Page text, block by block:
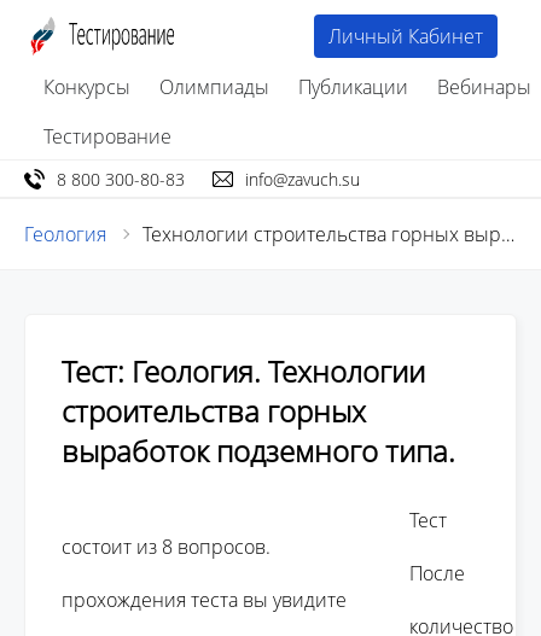
Конкурсы Олимпиады Публикации
Вебинары
Тестирование
Личный Кабинет
8 800 300-80-83 info@zavuch.su
Геология Технологии строительства горных выработок подземного типа
Тест: Геология. Технологии
строительства горных
выработок подземного типа.
состоит из 8 вопросов.
прохождения теста вы увидите